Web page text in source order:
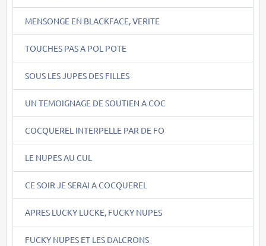
MENSONGE EN BLACKFACE, VERITE
TOUCHES PAS A POL POTE
SOUS LES JUPES DES FILLES
UN TEMOIGNAGE DE SOUTIEN A COC
COCQUEREL INTERPELLE PAR DE FO
LE NUPES AU CUL
CE SOIR JE SERAI A COCQUEREL
APRES LUCKY LUCKE, FUCKY NUPES
FUCKY NUPES ET LES DALCRONS